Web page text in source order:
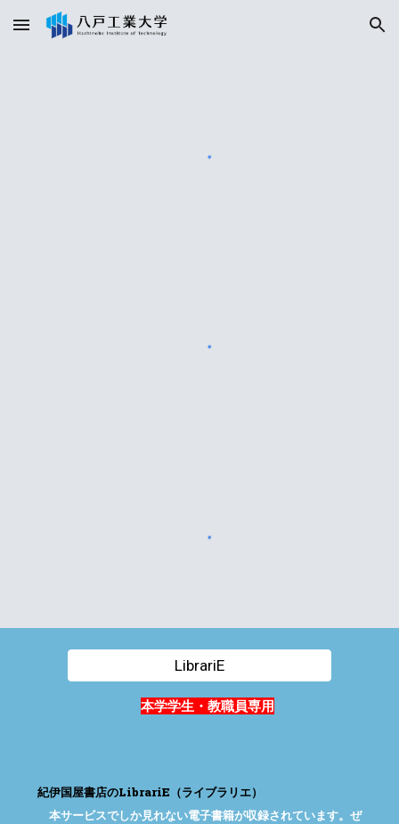
Skip to main content Skip to navigation
LibrariE
本学学生・教職員専用
紀伊国屋書店のLibrariE（ライブラリエ）
本サービスでしか見れない電子書籍が収録されています。ぜ